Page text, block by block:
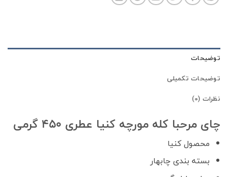
توضیحات
توضیحات تکمیلی
نظرات (0)
چای مرحبا کله مورچه کنیا عطری ۴۵۰ گرمی
محصول کنیا
بسته بندی چابهار